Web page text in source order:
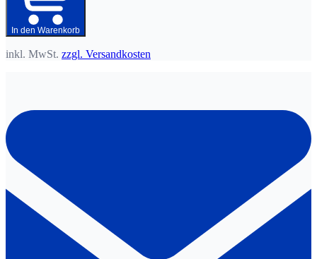
In den Warenkorb
inkl. MwSt. zzgl. Versandkosten